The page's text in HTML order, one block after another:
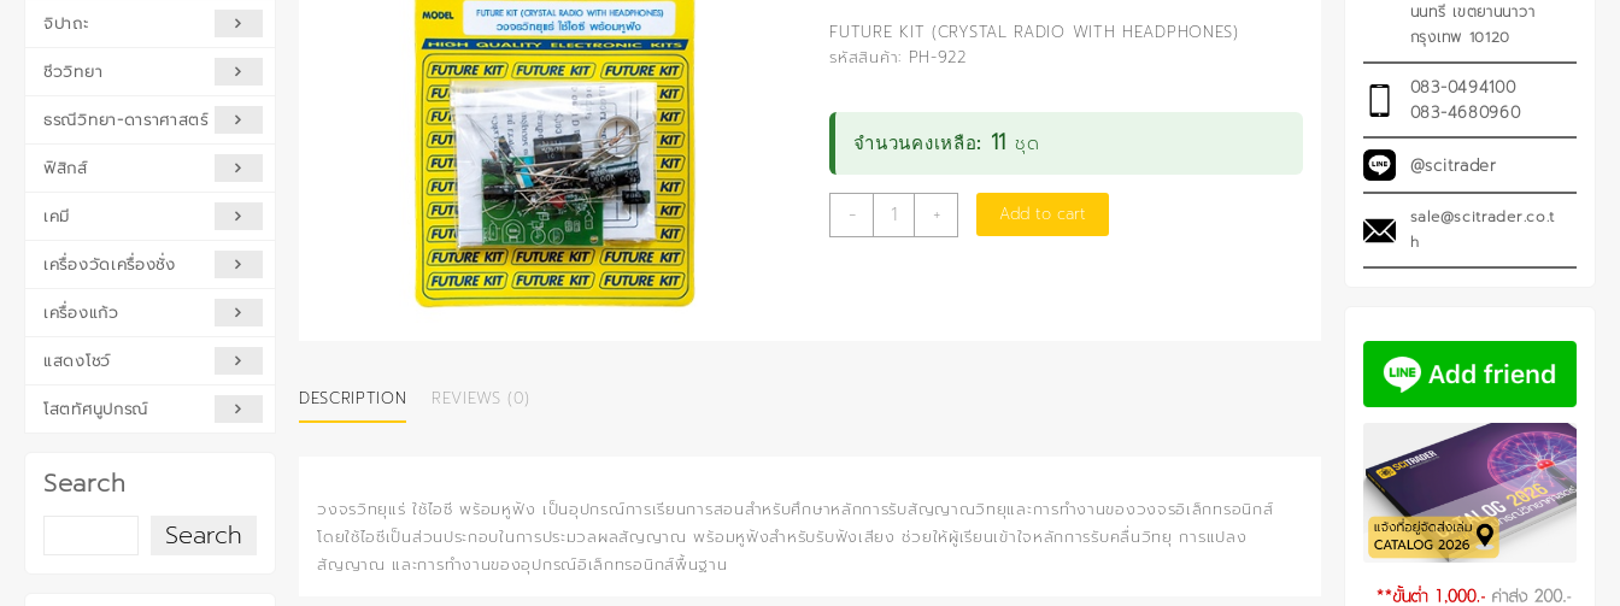
จิปาถะ
ชีววิทยา
ธรณีวิทยา-ดาราศาสตร์
ฟิสิกส์
เคมี
เครื่องวัดเครื่องชั่ง
เครื่องแก้ว
แสดงโชว์
โสตทัศนูปกรณ์
Search
Search
FUTURE KIT (CRYSTAL RADIO WITH HEADPHONES)
รหัสสินค้า: PH-922
จำนวนคงเหลือ: 11 ชุด
-
วงจร
วิทยุ
+ Add to cart
DESCRIPTION REVIEWS (0)
วงจรวิทยุแร่ ใช้ไอซี พร้อมหูฟัง เป็นอุปกรณ์การเรียนการสอนสำหรับศึกษาหลักการรับสัญญาณวิทยุและการทำงานของวงจรอิเล็กทรอนิกส์
โดยใช้ไอซีเป็นส่วนประกอบในการประมวลผลสัญญาณ พร้อมหูฟังสำหรับรับฟังเสียง ช่วยให้ผู้เรียนเข้าใจหลักการรับคลื่นวิทยุ การแปลง
สัญญาณ และการทำงานของอุปกรณ์อิเล็กทรอนิกส์พื้นฐาน
นนทรี เขตยานนาวา
กรุงเทพ 10120
083-0494100
083-4680960
@scitrader
sale@scitrader.co.t
h